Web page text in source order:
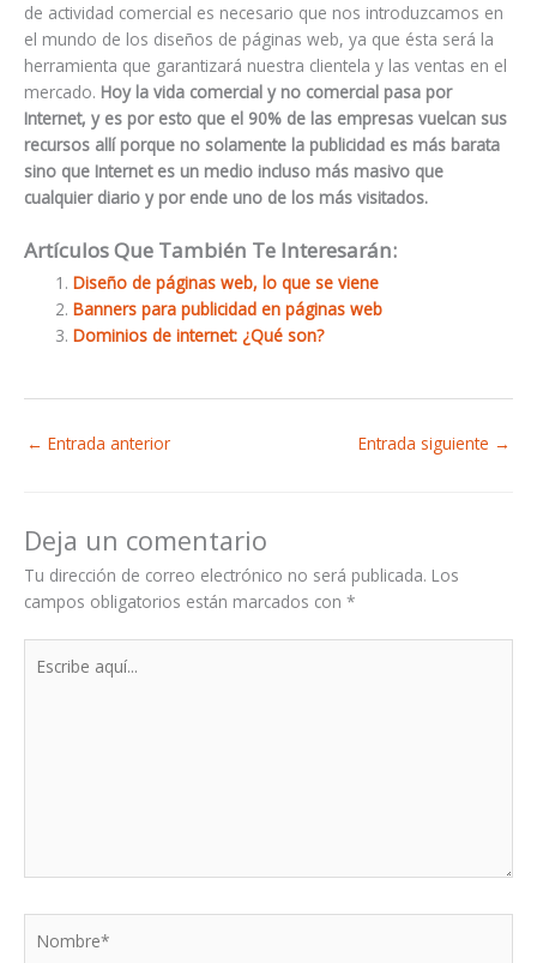
de actividad comercial es necesario que nos introduzcamos en
el mundo de los diseños de páginas web, ya que ésta será la
herramienta que garantizará nuestra clientela y las ventas en el
mercado. Hoy la vida comercial y no comercial pasa por
Internet, y es por esto que el 90% de las empresas vuelcan sus
recursos allí porque no solamente la publicidad es más barata
sino que Internet es un medio incluso más masivo que
cualquier diario y por ende uno de los más visitados.
Artículos Que También Te Interesarán:
Diseño de páginas web, lo que se viene
Banners para publicidad en páginas web
Dominios de internet: ¿Qué son?
← Entrada anterior Entrada siguiente →
Deja un comentario
Tu dirección de correo electrónico no será publicada. Los
campos obligatorios están marcados con *
aquí...